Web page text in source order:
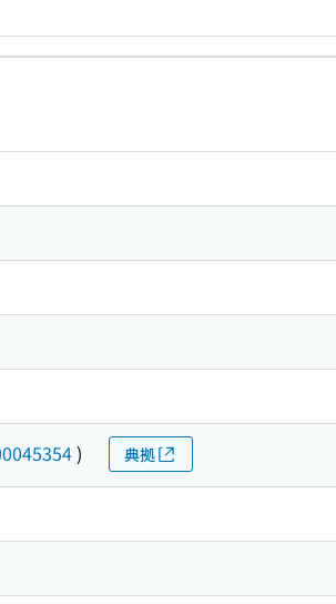
) 典拠